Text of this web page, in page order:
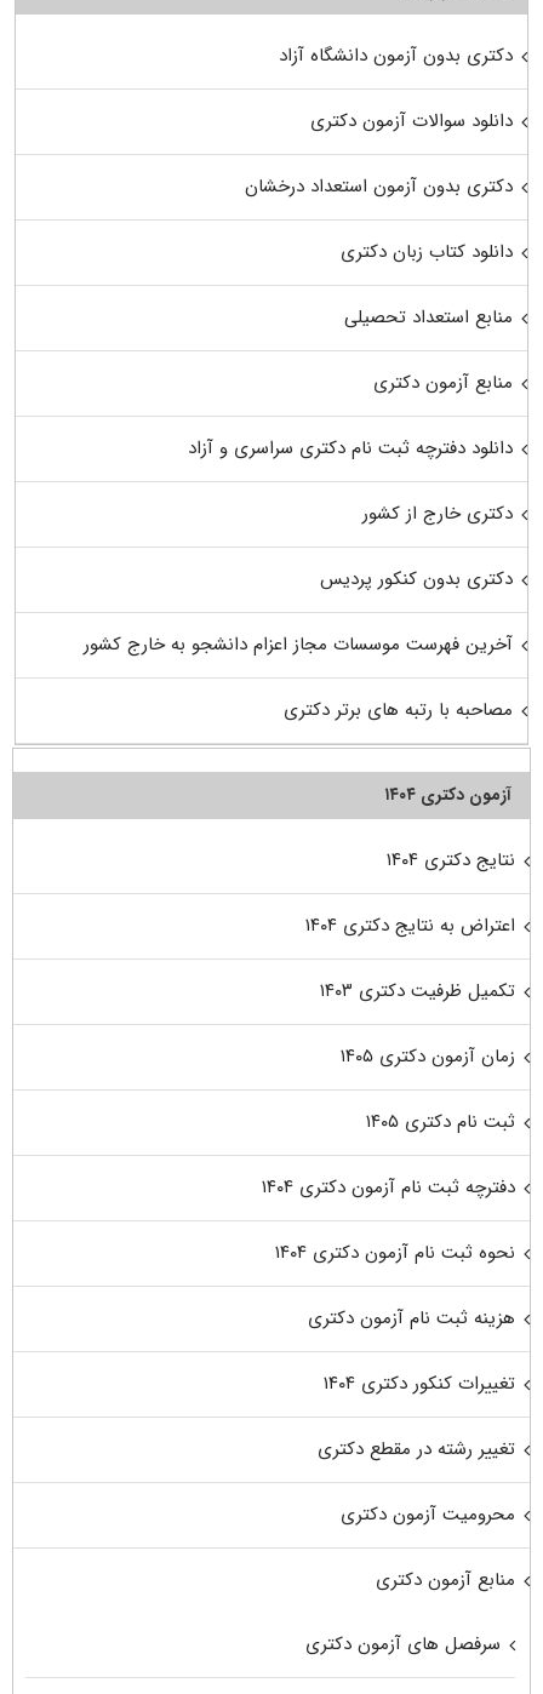
دکتری بدون آزمون دانشگاه آزاد
دانلود سوالات آزمون دکتری
دکتری بدون آزمون استعداد درخشان
دانلود کتاب زبان دکتری
منابع استعداد تحصیلی
منابع آزمون دکتری
دانلود دفترچه ثبت نام دکتری سراسری و آزاد
دکتری خارج از کشور
دکتری بدون کنکور پردیس
آخرین فهرست موسسات مجاز اعزام دانشجو به خارج کشور
مصاحبه با رتبه های برتر دکتری
آزمون دکتری ۱۴۰۴
نتایج دکتری ۱۴۰۴
اعتراض به نتایج دکتری ۱۴۰۴
تکمیل ظرفیت دکتری ۱۴۰۳
زمان آزمون دکتری ۱۴۰۵
ثبت نام دکتری ۱۴۰۵
دفترچه ثبت نام آزمون دکتری ۱۴۰۴
نحوه ثبت نام آزمون دکتری ۱۴۰۴
هزینه ثبت نام آزمون دکتری
تغییرات کنکور دکتری ۱۴۰۴
تغییر رشته در مقطع دکتری
محرومیت آزمون دکتری
منابع آزمون دکتری
سرفصل های آزمون دکتری